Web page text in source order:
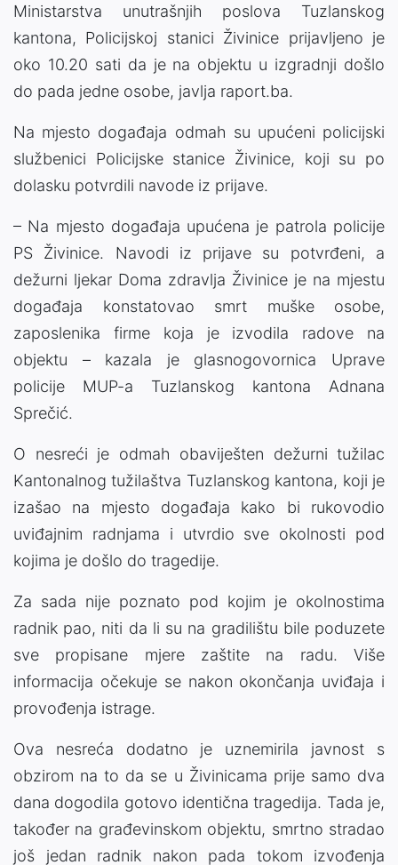
Ministarstva unutrašnjih poslova Tuzlanskog
kantona, Policijskoj stanici Živinice prijavljeno je
oko 10.20 sati da je na objektu u izgradnji došlo
do pada jedne osobe, javlja raport.ba.
Na mjesto događaja odmah su upućeni policijski
službenici Policijske stanice Živinice, koji su po
dolasku potvrdili navode iz prijave.
– Na mjesto događaja upućena je patrola policije
PS Živinice. Navodi iz prijave su potvrđeni, a
dežurni ljekar Doma zdravlja Živinice je na mjestu
događaja konstatovao smrt muške osobe,
zaposlenika firme koja je izvodila radove na
objektu – kazala je glasnogovornica Uprave
policije MUP-a Tuzlanskog kantona Adnana
Sprečić.
O nesreći je odmah obaviješten dežurni tužilac
Kantonalnog tužilaštva Tuzlanskog kantona, koji je
izašao na mjesto događaja kako bi rukovodio
uviđajnim radnjama i utvrdio sve okolnosti pod
kojima je došlo do tragedije.
Za sada nije poznato pod kojim je okolnostima
radnik pao, niti da li su na gradilištu bile poduzete
sve propisane mjere zaštite na radu. Više
informacija očekuje se nakon okončanja uviđaja i
provođenja istrage.
Ova nesreća dodatno je uznemirila javnost s
obzirom na to da se u Živinicama prije samo dva
dana dogodila gotovo identična tragedija. Tada je,
također na građevinskom objektu, smrtno stradao
još jedan radnik nakon pada tokom izvođenja